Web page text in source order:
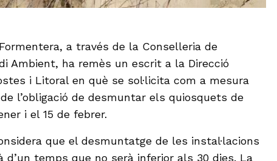
a través de la Conselleria de
Ambient, ha remès un escrit a la Direcció
i Litoral en què se sol·licita com a mesura
l’obligació de desmuntar els quiosquets de
i el 15 de febrer.
que el desmuntatge de les instal·lacions
d’un temps que no serà inferior als 30 dies. La